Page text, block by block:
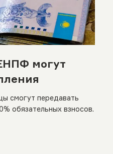
могут
смогут передавать
обязательных взносов.